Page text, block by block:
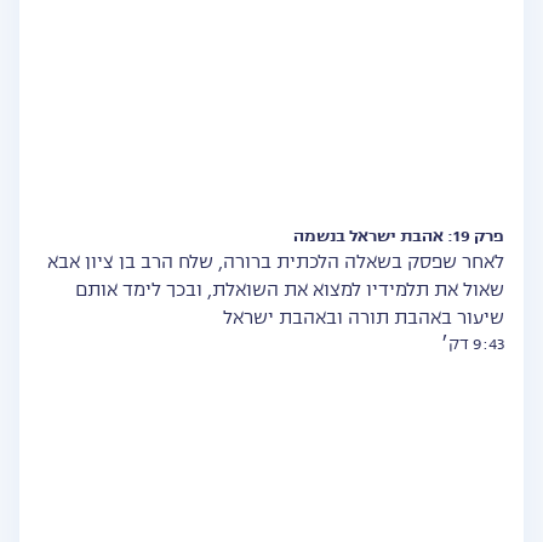
פרק 19: אהבת ישראל בנשמה
לאחר שפסק בשאלה הלכתית ברורה, שלח הרב בן ציון אבא
שאול את תלמידיו למצוא את השואלת, ובכך לימד אותם
שיעור באהבת תורה ובאהבת ישראל
9:43 דק׳